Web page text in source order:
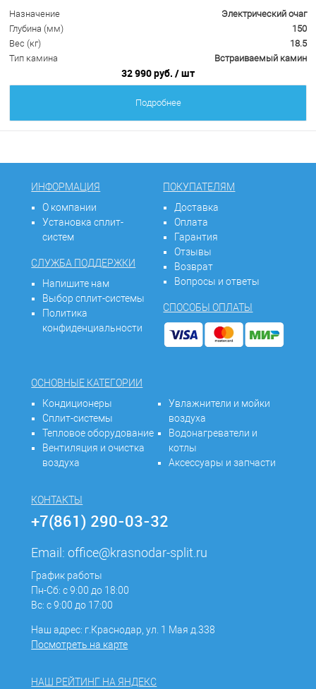
Назначение
Электрический очаг
Глубина (мм)
150
Вес (кг)
18.5
Тип камина
Встраиваемый камин
32 990 руб. / шт
Подробнее
ИНФОРМАЦИЯ
О компании
Установка сплит-
систем
СЛУЖБА ПОДДЕРЖКИ
Напишите нам
Выбор сплит-системы
Политика
конфиденциальности
ПОКУПАТЕЛЯМ
Доставка
Оплата
Гарантия
Отзывы
Возврат
Вопросы и ответы
СПОСОБЫ ОПЛАТЫ
ОСНОВНЫЕ КАТЕГОРИИ
Кондиционеры
Сплит-системы
Тепловое оборудование
Вентиляция и очистка
воздуха
Увлажнители и мойки
воздуха
Водонагреватели и
котлы
Аксессуары и запчасти
КОНТАКТЫ
+7(861) 290-03-32
Email:office@krasnodar-split.ru
График работы
Пн-Сб: с 9:00 до 18:00
Вс: с 9:00 до 17:00
Наш адрес: г.Краснодар, ул. 1 Мая д.338
Посмотреть на карте
НАШ РЕЙТИНГ НА ЯНДЕКС